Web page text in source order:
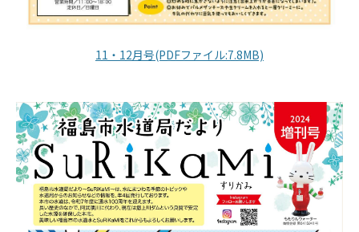
11・12月号(PDFファイル:7.8MB)